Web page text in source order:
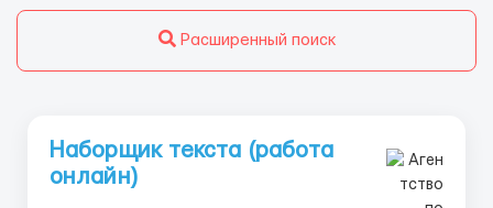
Расширенный поиск
Наборщик текста (работа
онлайн)